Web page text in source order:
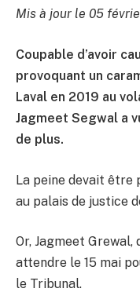
Mis à jour le 05
Coupable d’avoir
provoquant un
Laval en 2019 au
Jagmeet Segwal a
de plus.
La peine devait être
au palais de justice
Or, Jagmeet Grewal,
attendre le 15 mai
le Tribunal.